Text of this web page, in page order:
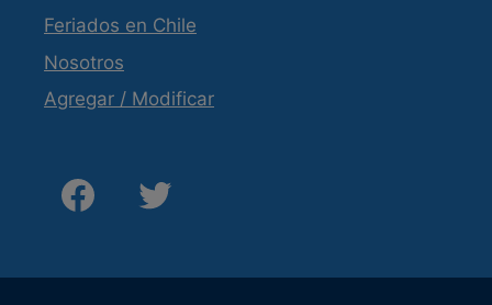
Feriados en Chile
Nosotros
Agregar / Modificar